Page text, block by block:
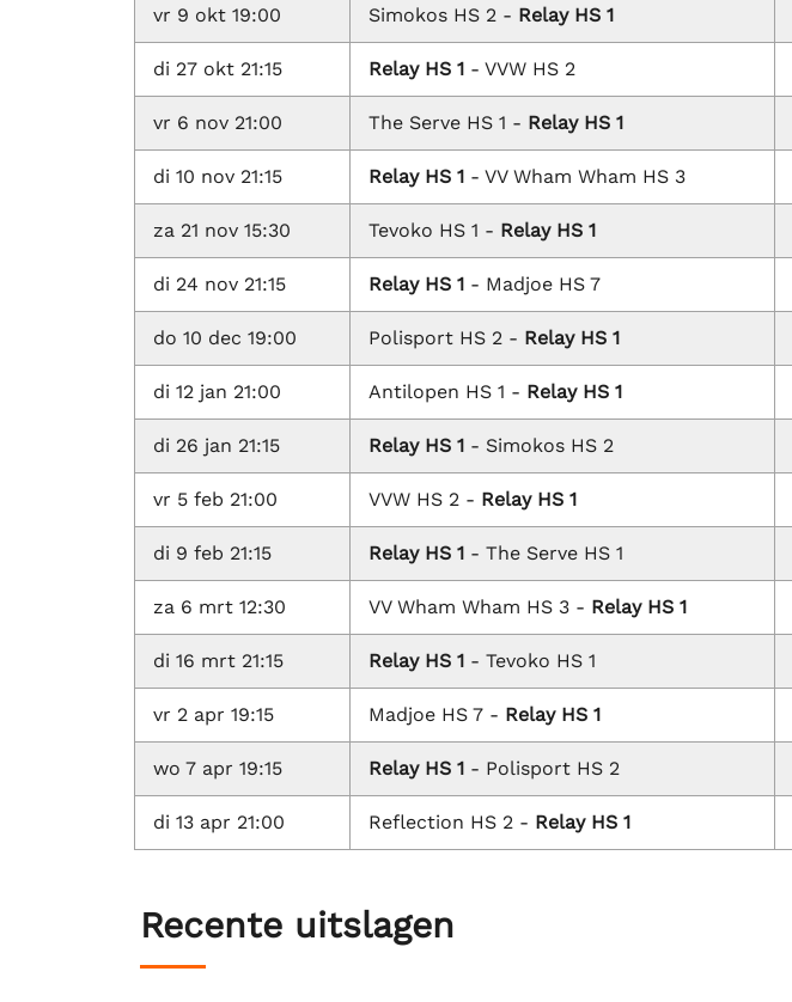
vr 9 okt 19:00 Simokos HS 2 - Relay HS 1
di 27 okt 21:15 Relay HS 1 - VVW HS 2
vr 6 nov 21:00 The Serve HS 1 - Relay HS 1
di 10 nov 21:15 Relay HS 1 - VV Wham Wham HS 3
za 21 nov 15:30 Tevoko HS 1 - Relay HS 1
di 24 nov 21:15 Relay HS 1 - Madjoe HS 7
do 10 dec 19:00 Polisport HS 2 - Relay HS 1
di 12 jan 21:00 Antilopen HS 1 - Relay HS 1
di 26 jan 21:15 Relay HS 1 - Simokos HS 2
vr 5 feb 21:00 VVW HS 2 - Relay HS 1
di 9 feb 21:15 Relay HS 1 - The Serve HS 1
za 6 mrt 12:30 VV Wham Wham HS 3 - Relay HS 1
di 16 mrt 21:15 Relay HS 1 - Tevoko HS 1
vr 2 apr 19:15 Madjoe HS 7 - Relay HS 1
wo 7 apr 19:15 Relay HS 1 - Polisport HS 2
di 13 apr 21:00 Reflection HS 2 - Relay HS 1
Recente uitslagen